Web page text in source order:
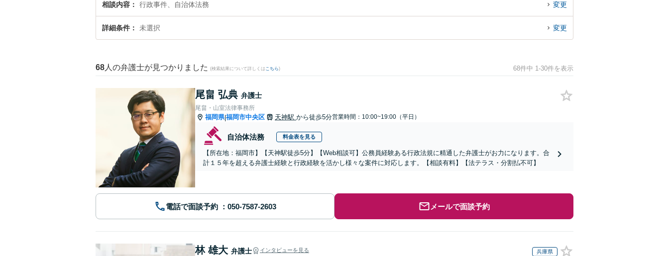
相談内容 行政事件、自治体法務 変更
詳細条件 未選択 変更
68 人の弁護士が見つかりました (検索結果について詳しくは こちら) 68件中 1-30件を表示
尾畠 弘典 弁護士
尾畠・山室法律事務所
福岡県|福岡市中央区 天神駅 から徒歩5分営業時間：10:00~19:00（平日）
自治体法務 料金表を見る
【所在地：福岡市】【天神駅徒歩5分】【Web相談可】公務員経験ある行政法規に精通した弁護士がお力になります。合
計１５年を超える弁護士経験と行政経験を活かし様々な案件に対応します。【相談有料】【法テラス・分割払不可】
電話で面談予約 メールで面談予約
林 雄大 弁護士 インタビューを見る 兵庫県